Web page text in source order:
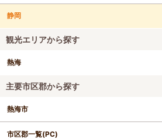
静岡
観光エリアから探す
熱海
主要市区郡から探す
熱海市
市区郡一覧(PC)